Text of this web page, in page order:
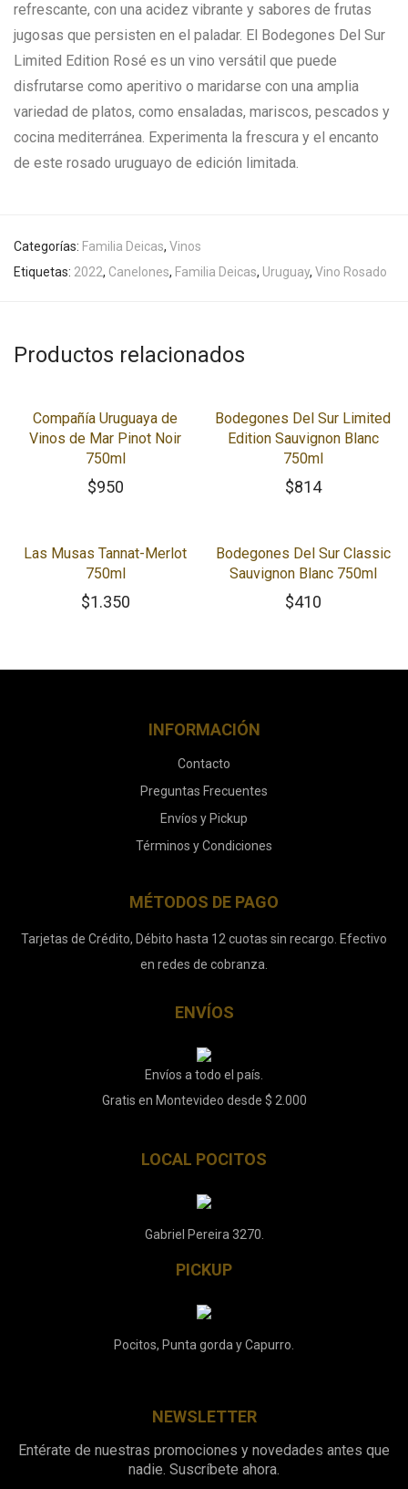
refrescante, con una acidez vibrante y sabores de frutas
jugosas que persisten en el paladar. El Bodegones Del Sur
Limited Edition Rosé es un vino versátil que puede
disfrutarse como aperitivo o maridarse con una amplia
variedad de platos, como ensaladas, mariscos, pescados y
cocina mediterránea. Experimenta la frescura y el encanto
de este rosado uruguayo de edición limitada.
Categorías: Familia Deicas, Vinos
Etiquetas: 2022, Canelones, Familia Deicas, Uruguay, Vino Rosado
Productos relacionados
Compañía Uruguaya de
Vinos de Mar Pinot Noir
750ml
$950
Bodegones Del Sur Limited
Edition Sauvignon Blanc
750ml
$814
Las Musas Tannat-Merlot
750ml
$1.350
Bodegones Del Sur Classic
Sauvignon Blanc 750ml
$410
INFORMACIÓN
Contacto
Preguntas Frecuentes
Envíos y Pickup
Términos y Condiciones
MÉTODOS DE PAGO
Tarjetas de Crédito, Débito hasta 12 cuotas sin recargo. Efectivo
en redes de cobranza.
ENVÍOS
Envíos a todo el país.
Gratis en Montevideo desde $ 2.000
LOCAL POCITOS
Gabriel Pereira 3270.
PICKUP
Pocitos, Punta gorda y Capurro.
NEWSLETTER
Entérate de nuestras promociones y novedades antes que
nadie. Suscríbete ahora.